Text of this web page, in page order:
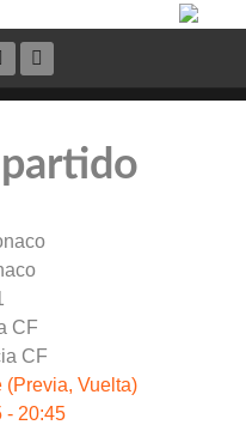
partido
CF
Vuelta)
- 20:45